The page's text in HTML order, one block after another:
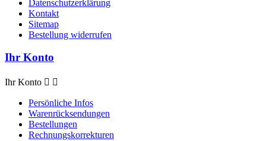
Datenschutzerklärung
Kontakt
Sitemap
Bestellung widerrufen
Ihr Konto
Ihr Konto  
Persönliche Infos
Warenrücksendungen
Bestellungen
Rechnungskorrekturen